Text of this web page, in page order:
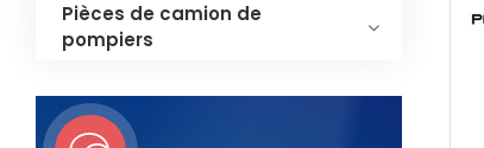
Pièces de camion de
pompiers